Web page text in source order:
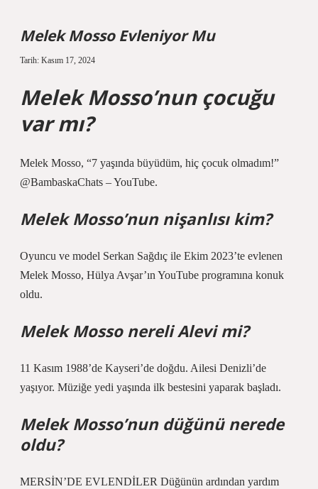
Melek Mosso Evleniyor Mu
Tarih: Kasım 17, 2024
Melek Mosso’nun çocuğu
var mı?
Melek Mosso, “7 yaşında büyüdüm, hiç çocuk olmadım!”
@BambaskaChats – YouTube.
Melek Mosso’nun nişanlısı kim?
Oyuncu ve model Serkan Sağdıç ile Ekim 2023’te evlenen
Melek Mosso, Hülya Avşar’ın YouTube programına konuk
oldu.
Melek Mosso nereli Alevi mi?
11 Kasım 1988’de Kayseri’de doğdu. Ailesi Denizli’de
yaşıyor. Müziğe yedi yaşında ilk bestesini yaparak başladı.
Melek Mosso’nun düğünü nerede
oldu?
MERSİN’DE EVLENDİLER Düğünün ardından yardım